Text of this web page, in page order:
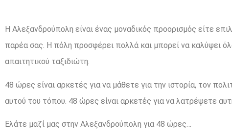
Η Αλεξανδρούπολη είναι ένας μοναδικός προορισμός είτε
παρέα σας. Η πόλη προσφέρει πολλά και μπορεί να καλύψει
απαιτητικού ταξιδιώτη.
48 ώρες είναι αρκετές για να μάθετε για την ιστορία, τον
αυτού του τόπου. 48 ώρες είναι αρκετές για να λατρέψετε
Ελάτε μαζί μας στην Αλεξανδρούπολη για 48 ώρες…